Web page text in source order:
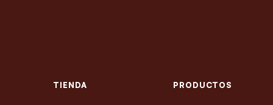
TIENDA PRODUCTOS